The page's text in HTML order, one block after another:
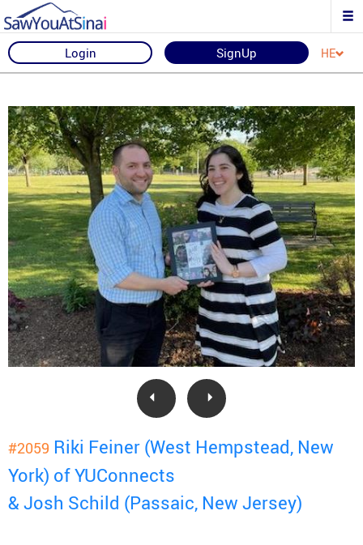
Login SignUp HE
#2059 Riki Feiner (West Hempstead, New
York) of YUConnects
& Josh Schild (Passaic, New Jersey)